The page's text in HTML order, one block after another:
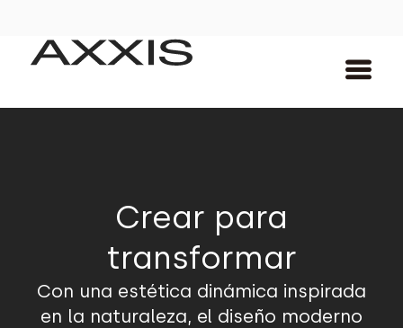
Crear para
transformar
Con una estética dinámica inspirada
en la naturaleza, el diseño moderno